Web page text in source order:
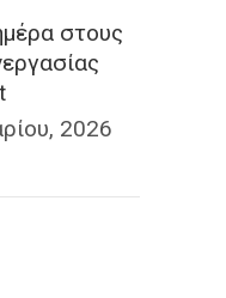
στους
2026